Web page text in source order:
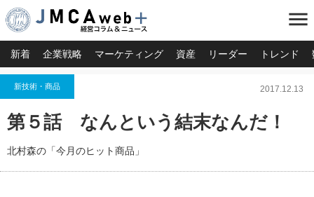
menu
新着 企業戦略 マーケティング 資産 リーダー トレンド
新技術・商品 2017.12.13
第５話 なんという結末なんだ！
北村森の「今月のヒット商品」